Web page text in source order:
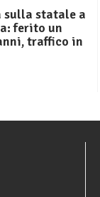
sulla statale a
ferito un
traffico in